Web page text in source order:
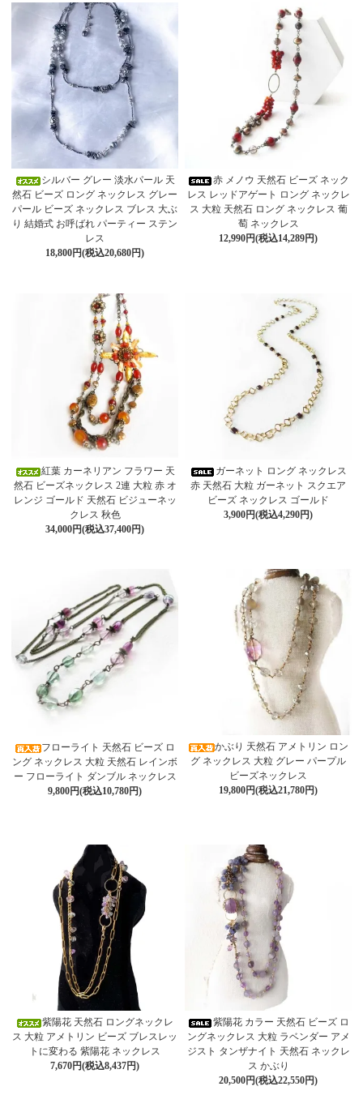
シルバー グレー 淡水パール 天
然石 ビーズ ロング ネックレス グレー
パール ビーズ ネックレス ブレス 大ぶ
り 結婚式 お呼ばれ パーティー ステン
レス
18,800円(税込20,680円)
赤 メノウ 天然石 ビーズ ネック
レス レッドアゲート ロング ネックレ
ス 大粒 天然石 ロング ネックレス 葡
萄 ネックレス
12,990円(税込14,289円)
紅葉 カーネリアン フラワー 天
然石 ビーズネックレス 2連 大粒 赤 オ
レンジ ゴールド 天然石 ビジューネッ
クレス 秋色
34,000円(税込37,400円)
ガーネット ロング ネックレス
赤 天然石 大粒 ガーネット スクエア
ビーズ ネックレス ゴールド
3,900円(税込4,290円)
フローライト 天然石 ビーズ ロ
ング ネックレス 大粒 天然石 レインボ
ー フローライト ダンブル ネックレス
9,800円(税込10,780円)
かぶり 天然石 アメトリン ロン
グ ネックレス 大粒 グレー パープル
ビーズネックレス
19,800円(税込21,780円)
紫陽花 天然石 ロングネックレ
ス 大粒 アメトリン ビーズ ブレスレッ
トに変わる 紫陽花 ネックレス
7,670円(税込8,437円)
紫陽花 カラー 天然石 ビーズ ロ
ングネックレス 大粒 ラベンダー アメ
ジスト タンザナイト 天然石 ネックレ
ス かぶり
20,500円(税込22,550円)